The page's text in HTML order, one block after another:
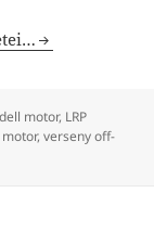
SQ
motor, LRP
,verseny off-